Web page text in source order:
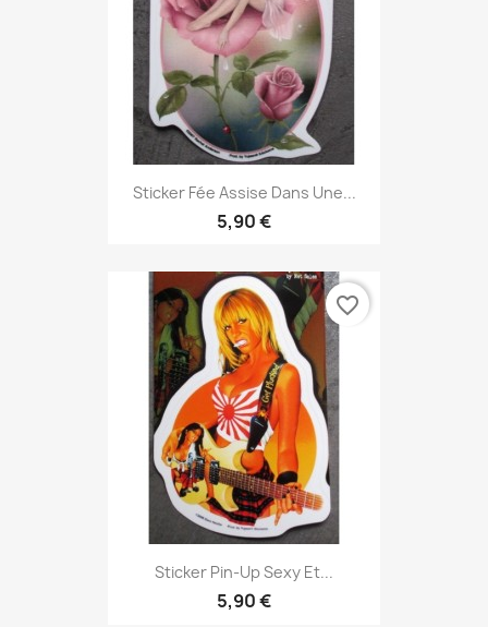
Sticker Fée Assise Dans Une...
5,90 €
Sticker Pin-Up Sexy Et...
5,90 €
favorite_border